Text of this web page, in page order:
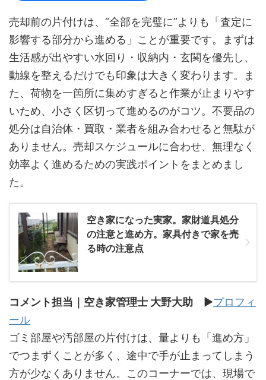
売却前の片付けは、“全部を完璧に”よりも「査定に
影響する部分から進める」ことが重要です。まずは
生活感が出やすい水回り・収納内・玄関を優先し、
動線を整えるだけでも印象は大きく変わります。ま
た、荷物を一箇所に集めすぎると作業が止まりやす
いため、小さく区切って進めるのがコツ。不要品の
処分は自治体・買取・業者を組み合わせると無駄が
ありません。売却スケジュールに合わせ、無理なく
効率よく進めるための実践ポイントをまとめまし
た。
空き家になった実家。家財道具処分
の注意と進め方。家具付きで家を売
る時の注意点
コメント担当｜空き家管理士 大野大助 ▶プロフィ
ール
ゴミ部屋や汚部屋の片付けは、量よりも「進め方」
でつまずくことが多く、途中で手が止まってしまう
方が少なくありません。このコーナーでは、現場で